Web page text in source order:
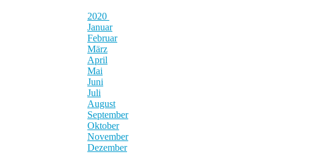
2020
Januar
Februar
März
April
Mai
Juni
Juli
August
September
Oktober
November
Dezember